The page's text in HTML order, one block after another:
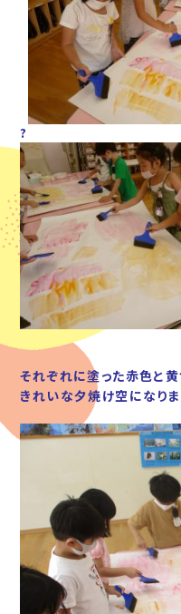
?
それぞれに塗った赤色と黄
きれいな夕焼け空になりま